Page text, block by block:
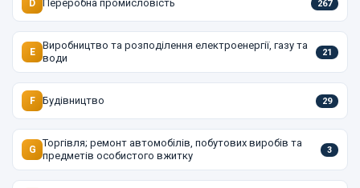
D Переробна промисловість 267
E
Виробництво та розподілення електроенергії, газу та
води
21
F Будівництво 29
G
Торгівля; ремонт автомобілів, побутових виробів та
предметів особистого вжитку
3